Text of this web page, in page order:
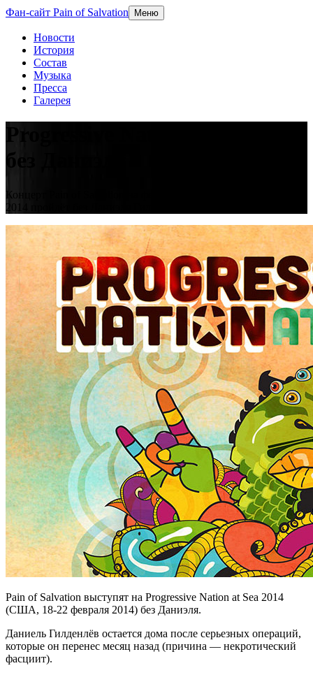
Фан-сайт Pain of Salvation Меню
Новости
История
Состав
Музыка
Пресса
Галерея
Progressive Nation at Sea 2014
без Даниэля
Концерт Pain of Salvation на фестивале Progressive Nation at Sea
2014 пройдёт без Даниэля Гилденлёва
Pain of Salvation выступят на Progressive Nation at Sea 2014
(США, 18-22 февраля 2014) без Даниэля.
Даниель Гилденлёв остается дома после серьезных операций,
которые он перенес месяц назад (причина — некротический
фасциит).